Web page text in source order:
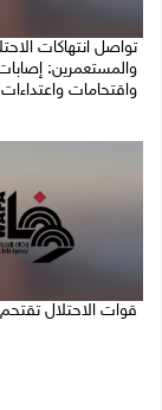
تواصل انتهاكات
والمستعمرين:
واقتحامات واعتداءات
قوات الاحتلال تقتحم